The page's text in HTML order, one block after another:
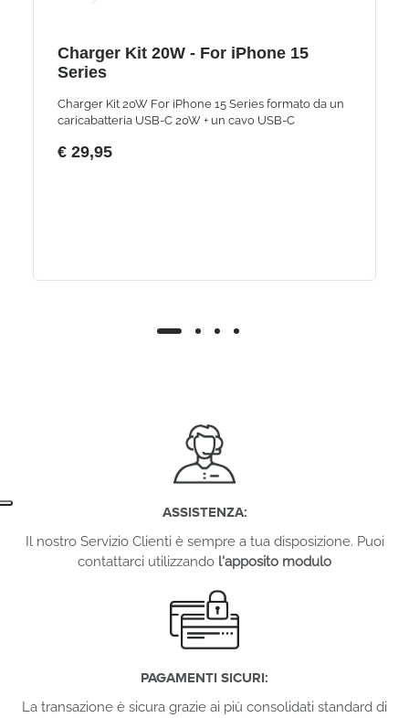
Charger Kit 20W - For iPhone 15
Series
Charger Kit 20W For iPhone 15 Series formato da un
caricabatteria USB-C 20W + un cavo USB-C
€ 29,95
ASSISTENZA:
Il nostro Servizio Clienti è sempre a tua disposizione. Puoi
contattarci utilizzando l'apposito modulo
PAGAMENTI SICURI:
La transazione è sicura grazie ai più consolidati standard di